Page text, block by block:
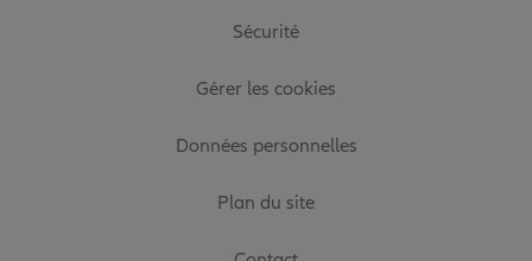
Sécurité
Gérer les cookies
Données personnelles
Plan du site